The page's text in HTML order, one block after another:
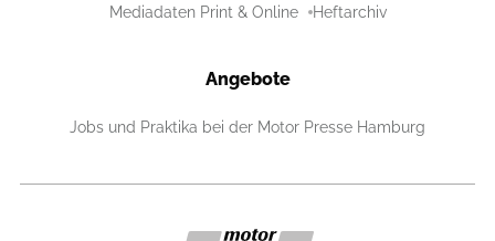
Mediadaten Print & Online Heftarchiv
Angebote
Jobs und Praktika bei der Motor Presse Hamburg